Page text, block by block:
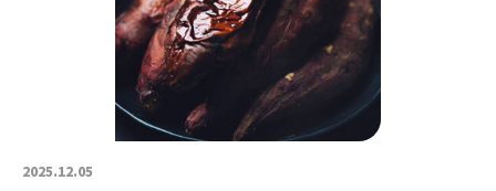
2025.12.05